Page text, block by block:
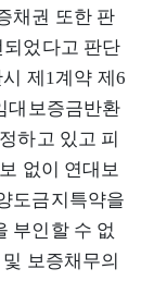
채권 또한 판
었다고 판단
제1계약 제6
대보증금반환
하고 있고 피
없이 연대보
도금지특약을
부인할 수 없
보증채무의